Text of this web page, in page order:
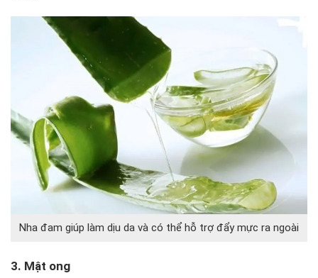
Nha đam giúp làm dịu da và có thể hỗ trợ đẩy mực ra ngoài
3. Mật ong